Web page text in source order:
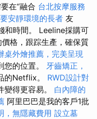
在“融合 台北按摩服務
安靜環境的長者 友
和時間。 Leeline採購可
格，跟踪生產，確保質
桌外燴推薦，完美呈現
您的位置。 牙齒矯正，
的Netflix。 RWD設計對
變得更容易。 白內障的
阿里巴巴是我的客戶1批
，無隱藏費用 設立墓